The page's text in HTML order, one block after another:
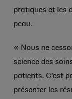
pratiques et les
peau.
« Nous ne
science des
patients. C’est
présenter les